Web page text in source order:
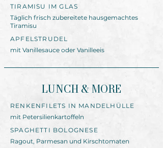
TIRAMISU IM GLAS
Täglich frisch zubereitete hausgemachtes
Tiramisu
APFELSTRUDEL
mit Vanillesauce oder Vanilleeis
LUNCH & MORE
RENKENFILETS IN MANDELHÜLLE
mit Petersilienkartoffeln
SPAGHETTI BOLOGNESE
Ragout, Parmesan und Kirschtomaten